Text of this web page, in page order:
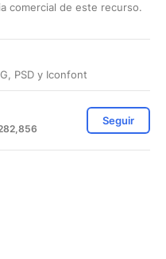
comercial de este recurso.
PSD y Iconfont
Seguir